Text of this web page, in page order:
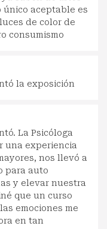
único aceptable es
de color de
consumismo
la exposición
La Psicóloga
una experiencia
nos llevó a
para auto
y elevar nuestra
que un curso
emociones me
en tan